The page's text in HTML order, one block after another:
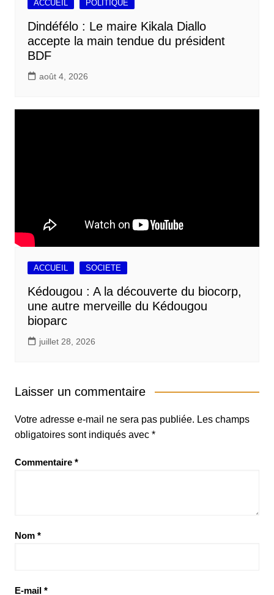
ACCUEIL POLITIQUE
Dindéfélo : Le maire Kikala Diallo
accepte la main tendue du président
BDF
août 4, 2026
ACCUEIL SOCIETE
Kédougou : A la découverte du biocorp,
une autre merveille du Kédougou
bioparc
juillet 28, 2026
Laisser un commentaire
Votre adresse e-mail ne sera pas publiée. Les champs
obligatoires sont indiqués avec *
Commentaire *
Nom *
E-mail *